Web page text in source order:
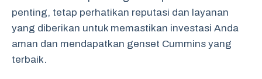
penting, tetap perhatikan reputasi dan layanan
yang diberikan untuk memastikan investasi Anda
aman dan mendapatkan genset Cummins yang
terbaik.